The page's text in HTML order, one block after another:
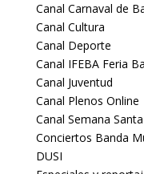
Canal Carnaval de
Canal Cultura
Canal Deporte
Canal IFEBA Feria
Canal Juventud
Canal Plenos Online
Canal Semana
Conciertos Banda
DUSI